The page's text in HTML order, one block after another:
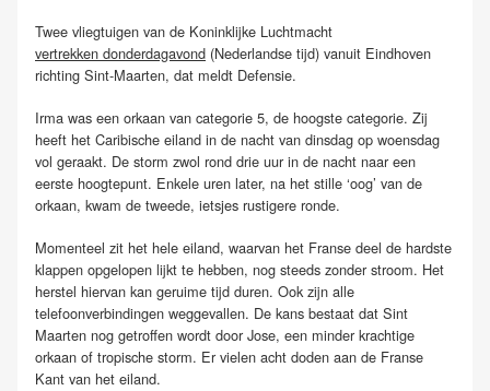
Twee vliegtuigen van de Koninklijke Luchtmacht
vertrekken donderdagavond (Nederlandse tijd) vanuit Eindhoven
richting Sint-Maarten, dat meldt Defensie.
Irma was een orkaan van categorie 5, de hoogste categorie. Zij
heeft het Caribische eiland in de nacht van dinsdag op woensdag
vol geraakt. De storm zwol rond drie uur in de nacht naar een
eerste hoogtepunt. Enkele uren later, na het stille ‘oog’ van de
orkaan, kwam de tweede, ietsjes rustigere ronde.
Momenteel zit het hele eiland, waarvan het Franse deel de hardste
klappen opgelopen lijkt te hebben, nog steeds zonder stroom. Het
herstel hiervan kan geruime tijd duren. Ook zijn alle
telefoonverbindingen weggevallen. De kans bestaat dat Sint
Maarten nog getroffen wordt door Jose, een minder krachtige
orkaan of tropische storm. Er vielen acht doden aan de Franse
Kant van het eiland.